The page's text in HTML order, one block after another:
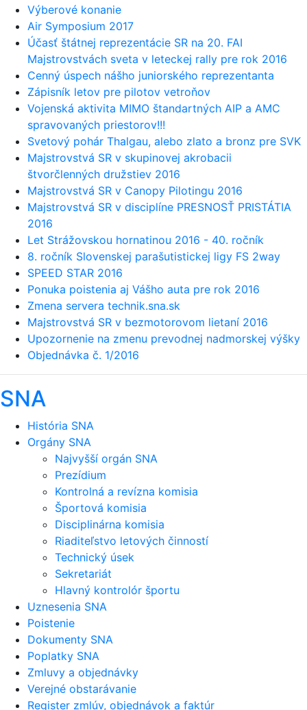
Výberové konanie
Air Symposium 2017
Účasť štátnej reprezentácie SR na 20. FAI
Majstrovstvách sveta v leteckej rally pre rok 2016
Cenný úspech nášho juniorského reprezentanta
Zápisník letov pre pilotov vetroňov
Vojenská aktivita MIMO štandartných AIP a AMC
spravovaných priestorov!!!
Svetový pohár Thalgau, alebo zlato a bronz pre SVK
Majstrovstvá SR v skupinovej akrobacii
štvorčlenných družstiev 2016
Majstrovstvá SR v Canopy Pilotingu 2016
Majstrovstvá SR v disciplíne PRESNOSŤ PRISTÁTIA
2016
Let Strážovskou hornatinou 2016 - 40. ročník
8. ročník Slovenskej parašutistickej ligy FS 2way
SPEED STAR 2016
Ponuka poistenia aj Vášho auta pre rok 2016
Zmena servera technik.sna.sk
Majstrovstvá SR v bezmotorovom lietaní 2016
Upozornenie na zmenu prevodnej nadmorskej výšky
Objednávka č. 1/2016
SNA
História SNA
Orgány SNA
Najvyšší orgán SNA
Prezídium
Kontrolná a revízna komisia
Športová komisia
Disciplinárna komisia
Riaditeľstvo letových činností
Technický úsek
Sekretariát
Hlavný kontrolór športu
Uznesenia SNA
Poistenie
Dokumenty SNA
Poplatky SNA
Zmluvy a objednávky
Verejné obstarávanie
Register zmlúv, objednávok a faktúr